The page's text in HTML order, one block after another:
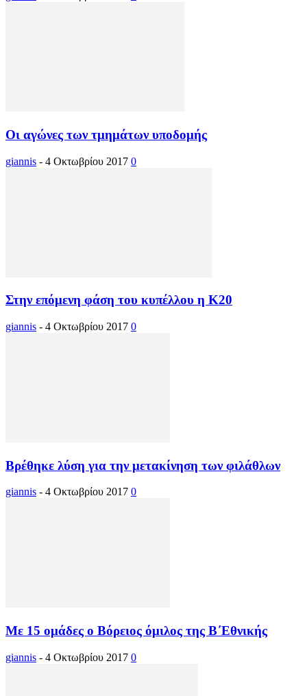
Οι αγώνες των τμημάτων υποδομής
giannis - 4 Οκτωβρίου 2017 0
Στην επόμενη φάση του κυπέλλου η Κ20
giannis - 4 Οκτωβρίου 2017 0
Βρέθηκε λύση για την μετακίνηση των φιλάθλων
giannis - 4 Οκτωβρίου 2017 0
Με 15 ομάδες ο Βόρειος όμιλος της Β΄Εθνικής
giannis - 4 Οκτωβρίου 2017 0